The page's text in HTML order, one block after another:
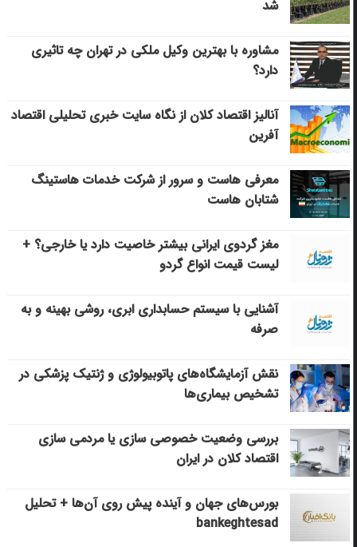
شد
مشاوره با بهترین وکیل ملکی در تهران چه تاثیری
دارد؟
آنالیز اقتصاد کلان از نگاه سایت خبری تحلیلی اقتصاد
آفرین
معرفی هاست و سرور از شرکت خدمات هاستینگ
شتابان هاست
مغز گردوی ایرانی بیشتر خاصیت دارد یا خارجی؟ +
لیست قیمت انواع گردو
آشنایی با سیستم حسابداری ابری، روشی بهینه و به
صرفه
نقش آزمایشگاه‌های پاتوبیولوژی و ژنتیک پزشکی در
تشخیص بیماری‌ها
بررسی وضعیت خصوصی سازی یا مردمی سازی
اقتصاد کلان در ایران
بورس‌های جهان و آینده پیش روی آن‌ها + تحلیل
bankeghtesad